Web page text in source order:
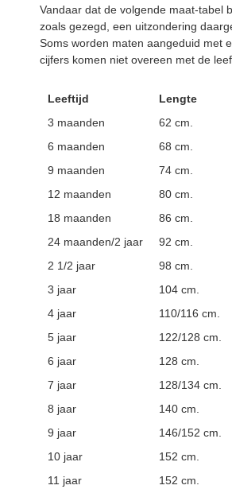
Vandaar dat de volgende maat-tabel
zoals gezegd, een uitzondering
Soms worden maten aangeduid met
cijfers komen niet overeen met de
Leeftijd Lengte
3 maanden
62 cm.
6 maanden
68 cm.
9 maanden
74 cm.
12 maanden
80 cm.
18 maanden
86 cm.
24 maanden/2 jaar
92 cm.
2 1/2 jaar
98 cm.
3 jaar
104 cm.
4 jaar
110/116 cm.
5 jaar
122/128 cm.
6 jaar
128 cm.
7 jaar
128/134 cm.
8 jaar
140 cm.
9 jaar
146/152 cm.
10 jaar
152 cm.
11 jaar
152 cm.